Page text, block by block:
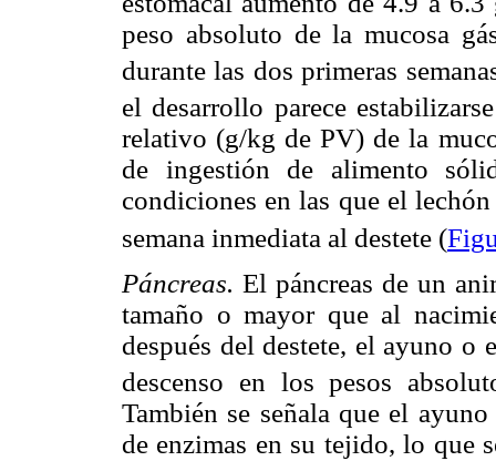
peso absoluto de la mucosa
durante las dos primeras
el desarrollo parece
relativo (g/kg de PV) de la
de ingestión de alimento
condiciones en las que el
semana inmediata al destete (
Páncreas. El páncreas de un
tamaño o mayor que al
después del destete, el ayuno
descenso en los pesos
También se señala que el
de enzimas en su tejido, lo que